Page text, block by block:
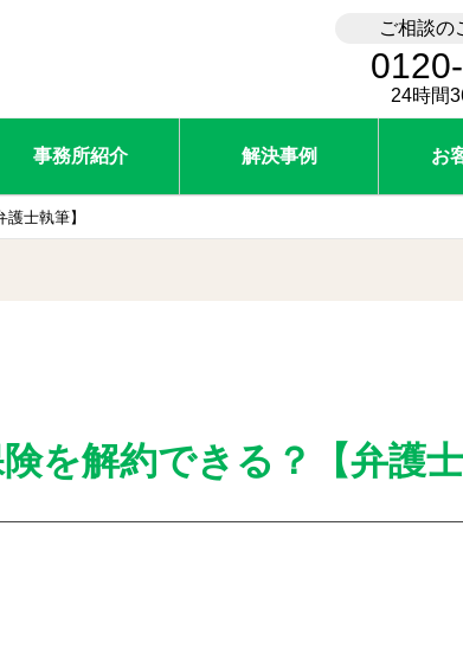
ご相談の
24時間
事務所紹介 解決事例 お
士執筆】
を解約できる？【弁護士